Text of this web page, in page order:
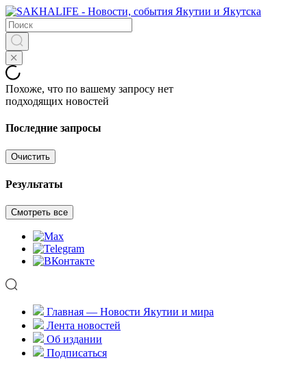
Похоже, что по вашему запросу нет
подходящих новостей
Последние запросы
Очистить
Результаты
Смотреть все
Главная — Новости Якутии и мира
Лента новостей
Об издании
Подписаться